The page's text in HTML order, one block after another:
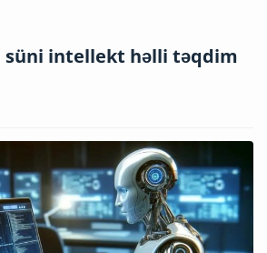
süni intellekt həlli təqdim